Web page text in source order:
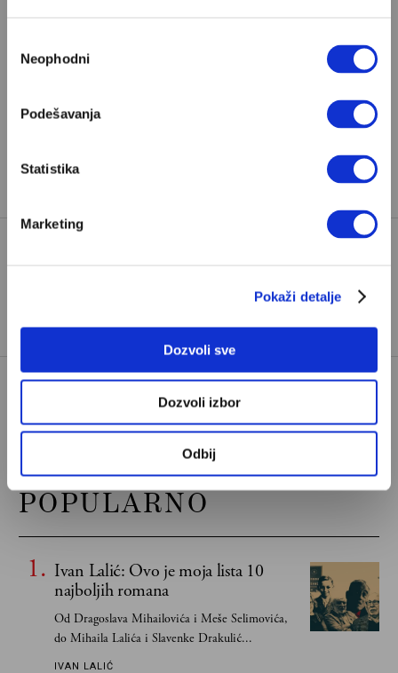
сагласности
Neophodni
Podešavanja
Statistika
Marketing
Pokaži detalje
Dozvoli sve
Dozvoli izbor
Odbij
je psihološkinja i psihoterapeutkinja.
RATOVI TRAUMA
POPULARNO
Ivan Lalić: Ovo je moja lista 10
najboljih romana
Od Dragoslava Mihailovića i Meše Selimovića,
do Mihaila Lalića i Slavenke Drakulić...
IVAN LALIĆ